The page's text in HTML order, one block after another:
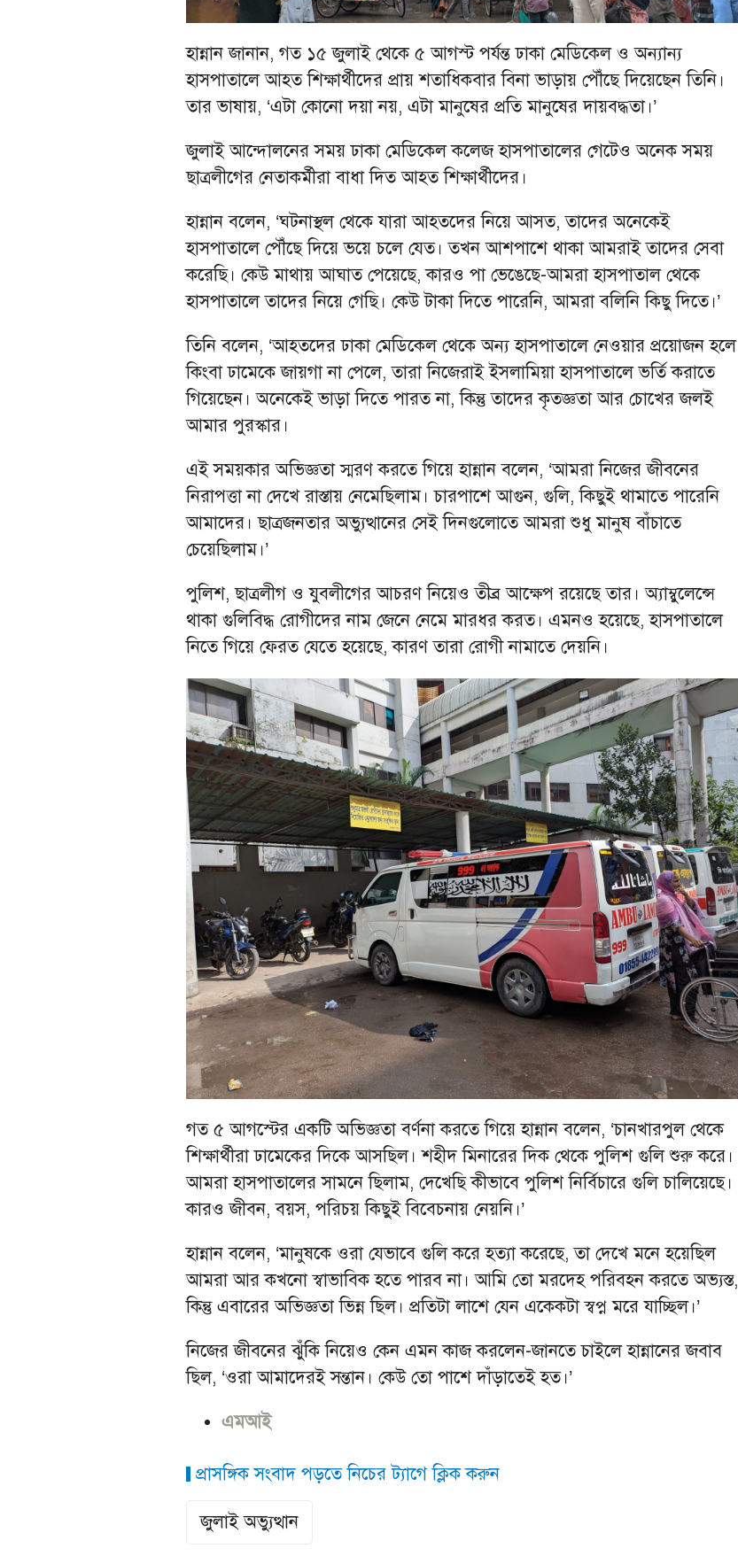
হান্নান জানান, গত ১৫ জুলাই থেকে ৫ আগস্ট পর্যন্ত ঢাকা মেডিকেল ও অন্যান্য
হাসপাতালে আহত শিক্ষার্থীদের প্রায় শতাধিকবার বিনা ভাড়ায় পৌঁছে দিয়েছেন তিনি।
তার ভাষায়, ‘এটা কোনো দয়া নয়, এটা মানুষের প্রতি মানুষের দায়বদ্ধতা।’
জুলাই আন্দোলনের সময় ঢাকা মেডিকেল কলেজ হাসপাতালের গেটেও অনেক সময়
ছাত্রলীগের নেতাকর্মীরা বাধা দিত আহত শিক্ষার্থীদের।
হান্নান বলেন, ‘ঘটনাস্থল থেকে যারা আহতদের নিয়ে আসত, তাদের অনেকেই
হাসপাতালে পৌঁছে দিয়ে ভয়ে চলে যেত। তখন আশপাশে থাকা আমরাই তাদের সেবা
করেছি। কেউ মাথায় আঘাত পেয়েছে, কারও পা ভেঙেছে-আমরা হাসপাতাল থেকে
হাসপাতালে তাদের নিয়ে গেছি। কেউ টাকা দিতে পারেনি, আমরা বলিনি কিছু দিতে।’
তিনি বলেন, ‘আহতদের ঢাকা মেডিকেল থেকে অন্য হাসপাতালে নেওয়ার প্রয়োজন হলে
কিংবা ঢামেকে জায়গা না পেলে, তারা নিজেরাই ইসলামিয়া হাসপাতালে ভর্তি করাতে
গিয়েছেন। অনেকেই ভাড়া দিতে পারত না, কিন্তু তাদের কৃতজ্ঞতা আর চোখের জলই
আমার পুরস্কার।
এই সময়কার অভিজ্ঞতা স্মরণ করতে গিয়ে হান্নান বলেন, ‘আমরা নিজের জীবনের
নিরাপত্তা না দেখে রাস্তায় নেমেছিলাম। চারপাশে আগুন, গুলি, কিছুই থামাতে পারেনি
আমাদের। ছাত্রজনতার অভ্যুত্থানের সেই দিনগুলোতে আমরা শুধু মানুষ বাঁচাতে
চেয়েছিলাম।’
পুলিশ, ছাত্রলীগ ও যুবলীগের আচরণ নিয়েও তীব্র আক্ষেপ রয়েছে তার। অ্যাম্বুলেন্সে
থাকা গুলিবিদ্ধ রোগীদের নাম জেনে নেমে মারধর করত। এমনও হয়েছে, হাসপাতালে
নিতে গিয়ে ফেরত যেতে হয়েছে, কারণ তারা রোগী নামাতে দেয়নি।
গত ৫ আগস্টের একটি অভিজ্ঞতা বর্ণনা করতে গিয়ে হান্নান বলেন, ‘চানখারপুল থেকে
শিক্ষার্থীরা ঢামেকের দিকে আসছিল। শহীদ মিনারের দিক থেকে পুলিশ গুলি শুরু করে।
আমরা হাসপাতালের সামনে ছিলাম, দেখেছি কীভাবে পুলিশ নির্বিচারে গুলি চালিয়েছে।
কারও জীবন, বয়স, পরিচয় কিছুই বিবেচনায় নেয়নি।’
হান্নান বলেন, ‘মানুষকে ওরা যেভাবে গুলি করে হত্যা করেছে, তা দেখে মনে হয়েছিল
আমরা আর কখনো স্বাভাবিক হতে পারব না। আমি তো মরদেহ পরিবহন করতে অভ্যস্ত,
কিন্তু এবারের অভিজ্ঞতা ভিন্ন ছিল। প্রতিটা লাশে যেন একেকটা স্বপ্ন মরে যাচ্ছিল।’
নিজের জীবনের ঝুঁকি নিয়েও কেন এমন কাজ করলেন-জানতে চাইলে হান্নানের জবাব
ছিল, ‘ওরা আমাদেরই সন্তান। কেউ তো পাশে দাঁড়াতেই হত।’
এমআই
প্রাসঙ্গিক সংবাদ পড়তে নিচের ট্যাগে ক্লিক করুন
জুলাই অভ্যুত্থান